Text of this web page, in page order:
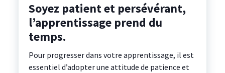
Soyez patient et persévérant,
l’apprentissage prend du
temps.
Pour progresser dans votre apprentissage, il est
essentiel d’adopter une attitude de patience et